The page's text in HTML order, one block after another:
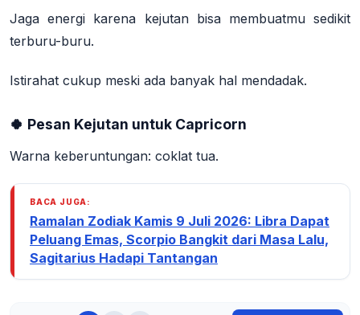
Jaga energi karena kejutan bisa membuatmu sedikit
terburu-buru.
Istirahat cukup meski ada banyak hal mendadak.
🍀 Pesan Kejutan untuk Capricorn
Warna keberuntungan: coklat tua.
BACA JUGA:
Ramalan Zodiak Kamis 9 Juli 2026: Libra Dapat
Peluang Emas, Scorpio Bangkit dari Masa Lalu,
Sagitarius Hadapi Tantangan